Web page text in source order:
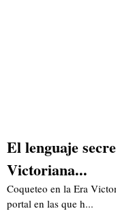
El lenguaje
Victoriana...
Coqueteo en la Era
portal en las que h...